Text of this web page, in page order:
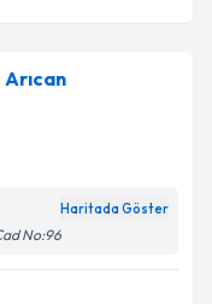
Haritada Göster
No:96